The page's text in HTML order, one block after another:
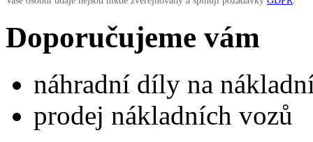
Doporučujeme vám
náhradní díly na
prodej nákladních vozů